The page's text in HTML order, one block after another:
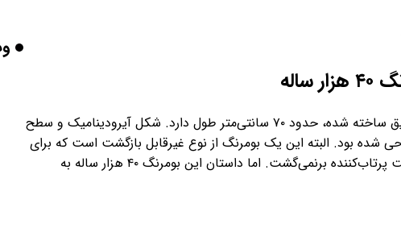
این شیء که از عاج ماموت پشمالو با انحنایی دقیق ساخته شده، حدود ۷۰ سانتی‌متر طول دارد. شکل آیرودینامیک و سطح
بود. البته این یک بومرنگ از نوع غیرقابل بازگشت است که برای
شکار طعمه در فواصل دور کاربرد داشت و به سمت پرتاب‌کننده برنمی‌گشت. اما داستان این بومرنگ ۴۰ هزار ساله به